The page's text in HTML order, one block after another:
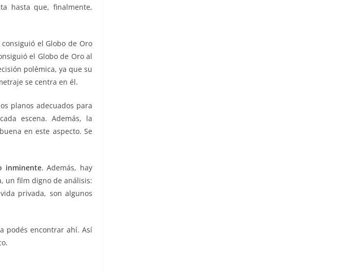
hasta que, finalmente,
el Globo de Oro
el Globo de Oro al
polémica, ya que su
se centra en él.
planos adecuados para
escena. Además, la
en este aspecto. Se
inminente. Además, hay
un film digno de análisis:
privada, son algunos
podés encontrar ahí. Así